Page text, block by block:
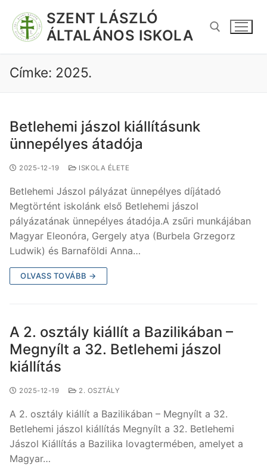
SZENT LÁSZLÓ
ÁLTALÁNOS ISKOLA
Címke: 2025.
Betlehemi jászol kiállításunk
ünnepélyes átadója
2025-12-19 ISKOLA ÉLETE
Betlehemi Jászol pályázat ünnepélyes díjátadó
Megtörtént iskolánk első Betlehemi jászol
pályázatának ünnepélyes átadója.A zsűri munkájában
Magyar Eleonóra, Gergely atya (Burbela Grzegorz
Ludwik) és Barnaföldi Anna…
OLVASS TOVÁBB →
A 2. osztály kiállít a Bazilikában –
Megnyílt a 32. Betlehemi jászol
kiállítás
2025-12-19 2. OSZTÁLY
A 2. osztály kiállít a Bazilikában – Megnyílt a 32.
Betlehemi jászol kiállítás Megnyílt a 32. Betlehemi
Jászol Kiállítás a Bazilika lovagtermében, amelyet a
Magyar…